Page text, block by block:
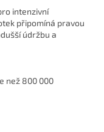
intenzivní
připomíná pravou
údržbu a
než 800 000